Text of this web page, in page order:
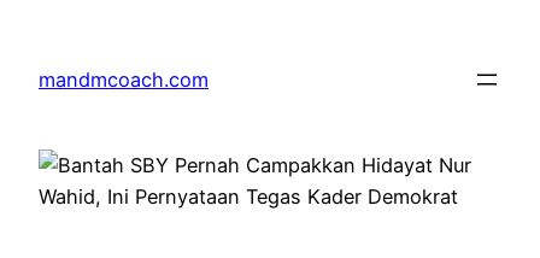
content
mandmcoach.com